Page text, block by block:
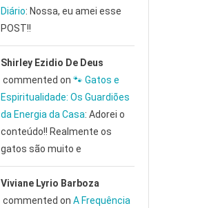
Diário: Nossa, eu amei esse
POST!!
Shirley Ezidio De Deus
commented on 🐾 Gatos e
Espiritualidade: Os Guardiões
da Energia da Casa: Adorei o
conteúdo!! Realmente os
gatos são muito e
Viviane Lyrio Barboza
commented on A Frequência